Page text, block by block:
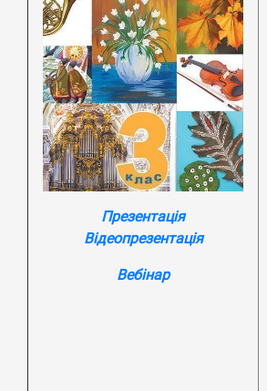
Презентація
Відеопрезентація
Вебінар